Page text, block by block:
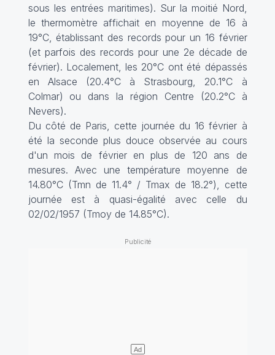
sous les entrées maritimes). Sur la moitié Nord,
le thermomètre affichait en moyenne de 16 à
19°C, établissant des records pour un 16 février
(et parfois des records pour une 2e décade de
février). Localement, les 20°C ont été dépassés
en Alsace (20.4°C à Strasbourg, 20.1°C à
Colmar) ou dans la région Centre (20.2°C à
Nevers).
Du côté de Paris, cette journée du 16 février à
été la seconde plus douce observée au cours
d'un mois de février en plus de 120 ans de
mesures. Avec une température moyenne de
14.80°C (Tmn de 11.4° / Tmax de 18.2°), cette
journée est à quasi-égalité avec celle du
02/02/1957 (Tmoy de 14.85°C).